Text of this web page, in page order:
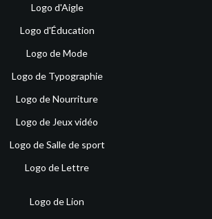
Logo d'Aigle
Logo d'Éducation
Logo de Mode
Logo de Typographie
Logo de Nourriture
Logo de Jeux vidéo
Logo de Salle de sport
Logo de Lettre
Logo de Lion